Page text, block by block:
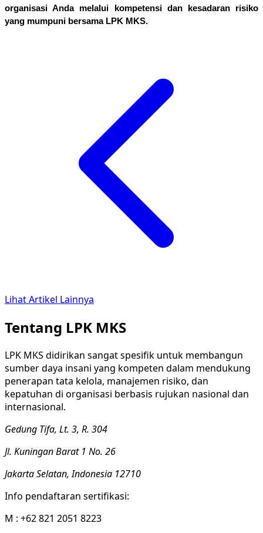
organisasi Anda melalui kompetensi dan kesadaran risiko
yang mumpuni bersama LPK MKS.
Lihat Artikel Lainnya
Tentang LPK MKS
LPK MKS didirikan sangat spesiﬁk untuk membangun
sumber daya insani yang kompeten dalam mendukung
penerapan tata kelola, manajemen risiko, dan
kepatuhan di organisasi berbasis rujukan nasional dan
internasional.
Gedung Tifa, Lt. 3, R. 304
Jl. Kuningan Barat 1 No. 26
Jakarta Selatan, Indonesia 12710
Info pendaftaran sertifikasi:
M : +62 821 2051 8223